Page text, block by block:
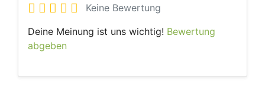
Keine Bewertung
Deine Meinung ist uns wichtig! Bewertung
abgeben